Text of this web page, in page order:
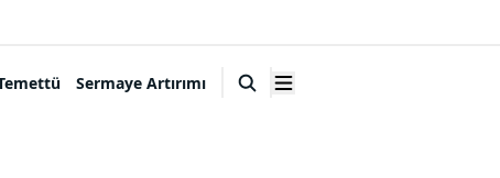
Sermaye Artırımı